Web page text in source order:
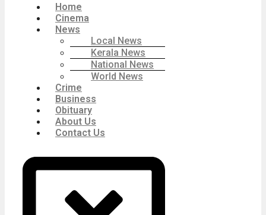
Home
Cinema
News
Local News
Kerala News
National News
World News
Crime
Business
Obituary
About Us
Contact Us